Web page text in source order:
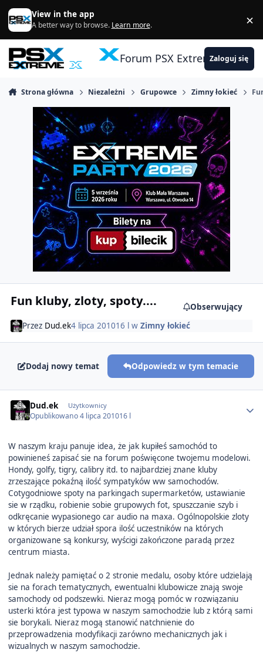
Skocz do zawartości
View in the app
A better way to browse. Learn more. ×
Forum PSX ExtremeZaloguj się
Strona główna Niezależni Grupowce Zimny łokieć
Fun kluby, zloty, spoty....
Obserwujący
Przez Dud.ek4 lipca 201016 l w Zimny łokieć
Dodaj nowy temat Odpowiedz w tym temacie
Dud.ek Użytkownicy
Opublikowano4 lipca 201016 l
W naszym kraju panuje idea, że jak kupiłeś samochód to
powinieneś zapisać sie na forum poświęcone twojemu modelowi.
Hondy, golfy, tigry, calibry itd. to najbardziej znane kluby
zrzeszające pokaźną ilość sympatyków ww samochodów.
Cotygodniowe spoty na parkingach supermarketów, ustawianie
sie w rządku, robienie sobie grupowych fot, spuszczanie szyb i
odkręcanie wypasionego car audio na maxa. Ogólnopolskie zloty
w których bierze udział spora ilość uczestników na których
organizowane są konkursy, wyścigi zakończone paradą przez
centrum miasta.
Jednak należy pamiętać o 2 stronie medalu, osoby które udzielają
sie na forach tematycznych, ewentualni klubowicze znają swoje
samochody od podszewki. Nieraz mogą pomóc w rozwiązaniu
usterki która jest typowa w naszym samochodzie lub z którą sami
sie borykali. Nieraz mogą stanowić natchnienie do
przeprowadzenia modyfikacji zarówno mechanicznych jak i
wizualnych w naszym samochodzie.